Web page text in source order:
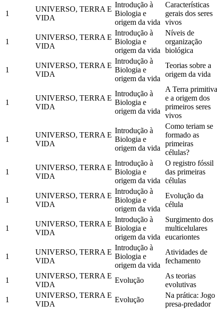
1
UNIVERSO, TERRA E
VIDA
Introdução à
Biologia e
origem da vida
Características
gerais dos seres
vivos
1
UNIVERSO, TERRA E
VIDA
Introdução à
Biologia e
origem da vida
Níveis de
organização
biológica
1
UNIVERSO, TERRA E
VIDA
Introdução à
Biologia e
origem da vida
Teorias sobre a
origem da vida
1
UNIVERSO, TERRA E
VIDA
Introdução à
Biologia e
origem da vida
A Terra primitiva
e a origem dos
primeiros seres
vivos
1
UNIVERSO, TERRA E
VIDA
Introdução à
Biologia e
origem da vida
Como teriam se
formado as
primeiras
células?
1
UNIVERSO, TERRA E
VIDA
Introdução à
Biologia e
origem da vida
O registro fóssil
das primeiras
células
1
UNIVERSO, TERRA E
VIDA
Introdução à
Biologia e
origem da vida
Evolução da
célula
1
UNIVERSO, TERRA E
VIDA
Introdução à
Biologia e
origem da vida
Surgimento dos
multicelulares
eucariontes
1
UNIVERSO, TERRA E
VIDA
Introdução à
Biologia e
origem da vida
Atividades de
fechamento
1
UNIVERSO, TERRA E
VIDA
Evolução
As teorias
evolutivas
1
UNIVERSO, TERRA E
VIDA
Evolução
Na prática: Jogo
presa-predador